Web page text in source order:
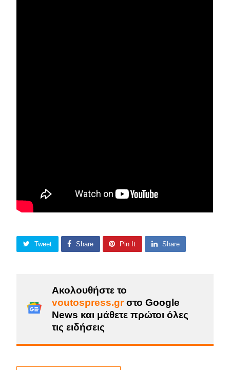
Tweet Share Pin It Share
Ακολουθήστε το
voutospress.grστο Google
News και μάθετε πρώτοι όλες
τις ειδήσεις